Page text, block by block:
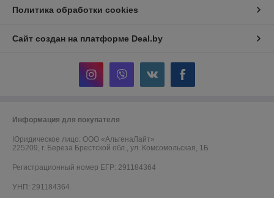
Политика обработки cookies
Сайт создан на платформе Deal.by
Информация для покупателя
Юридическое лицо: ООО «АльгенаЛайт»
225209, г. Береза Брестской обл., ул. Комсомольская, 1Б
Регистрационный номер ЕГР: 291184364
УНП: 291184364